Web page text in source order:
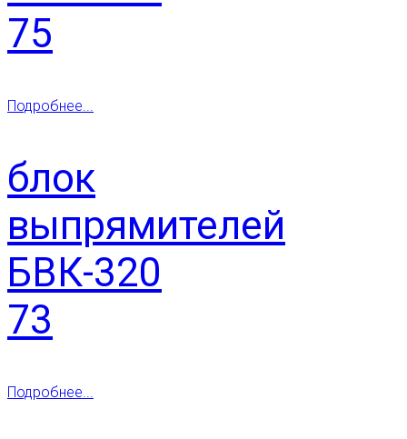
75
Подробнее...
блок
выпрямителей
БВК-320
73
Подробнее...